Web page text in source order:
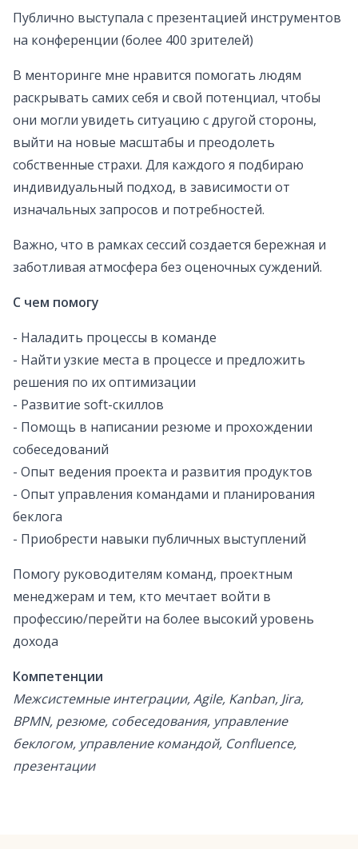
Публично выступала с презентацией инструментов
на конференции (более 400 зрителей)
В менторинге мне нравится помогать людям
раскрывать самих себя и свой потенциал, чтобы
они могли увидеть ситуацию с другой стороны,
выйти на новые масштабы и преодолеть
собственные страхи. Для каждого я подбираю
индивидуальный подход, в зависимости от
изначальных запросов и потребностей.
Важно, что в рамках сессий создается бережная и
заботливая атмосфера без оценочных суждений.
С чем помогу
- Наладить процессы в команде
- Найти узкие места в процессе и предложить
решения по их оптимизации
- Развитие soft-скиллов
- Помощь в написании резюме и прохождении
собеседований
- Опыт ведения проекта и развития продуктов
- Опыт управления командами и планирования
беклога
- Приобрести навыки публичных выступлений
Помогу руководителям команд, проектным
менеджерам и тем, кто мечтает войти в
профессию/перейти на более высокий уровень
дохода
Компетенции
Межсистемные интеграции, Agile, Kanban, Jira,
BPMN, резюме, собеседования, управление
беклогом, управление командой, Confluence,
презентации